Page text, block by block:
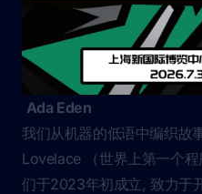
Ada Eden
我们从机器的低语中编织
Lovelace （世界上第一个
们于2023年初成立, 致力于